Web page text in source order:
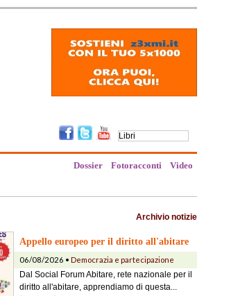
Dossier Fotoracconti Video
Archivio notizie
Appello europeo per il diritto all'abitare
06/08/2026 • Democrazia e partecipazione
Dal Social Forum Abitare, rete nazionale per il
diritto all'abitare, apprendiamo di questa...